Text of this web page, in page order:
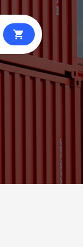
local_grocery_store